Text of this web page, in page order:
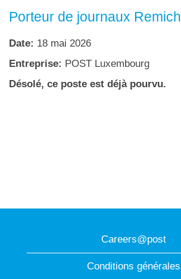
Porteur de journaux Remich
Date: 18 mai 2026
Entreprise: POST Luxembourg
Désolé, ce poste est déjà pourvu.
Careers@post
Conditions générales